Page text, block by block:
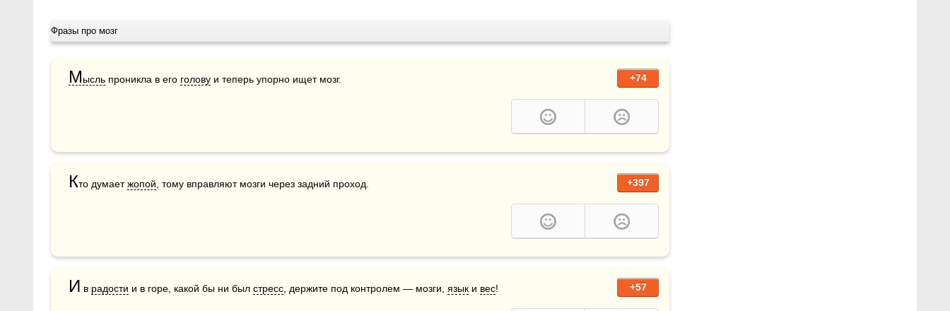
Фразы про мозг
+74
Мысль проникла в его голову и теперь упорно ищет мозг.
+397
Кто думает жопой , тому вправляют мозги через задний проход.
+57
И в радости и в горе, какой бы ни был стресс , держите под контролем — мозги, язык и вес!